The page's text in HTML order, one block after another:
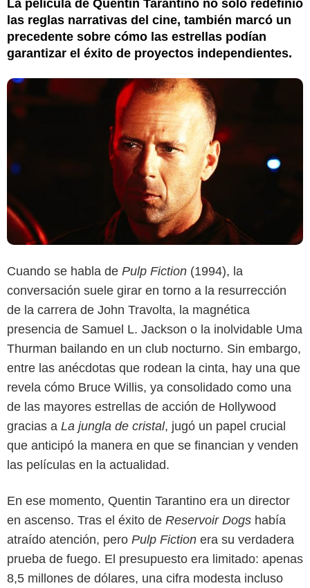
La película de Quentin Tarantino no solo redefinió
las reglas narrativas del cine, también marcó un
precedente sobre cómo las estrellas podían
garantizar el éxito de proyectos independientes.
Cuando se habla de Pulp Fiction (1994), la
conversación suele girar en torno a la resurrección
de la carrera de John Travolta, la magnética
presencia de Samuel L. Jackson o la inolvidable Uma
Thurman bailando en un club nocturno. Sin embargo,
entre las anécdotas que rodean la cinta, hay una que
revela cómo Bruce Willis, ya consolidado como una
de las mayores estrellas de acción de Hollywood
gracias a La jungla de cristal, jugó un papel crucial
que anticipó la manera en que se financian y venden
las películas en la actualidad.
En ese momento, Quentin Tarantino era un director
en ascenso. Tras el éxito de Reservoir Dogs había
atraído atención, pero Pulp Fiction era su verdadera
prueba de fuego. El presupuesto era limitado: apenas
8,5 millones de dólares, una cifra modesta incluso
Google